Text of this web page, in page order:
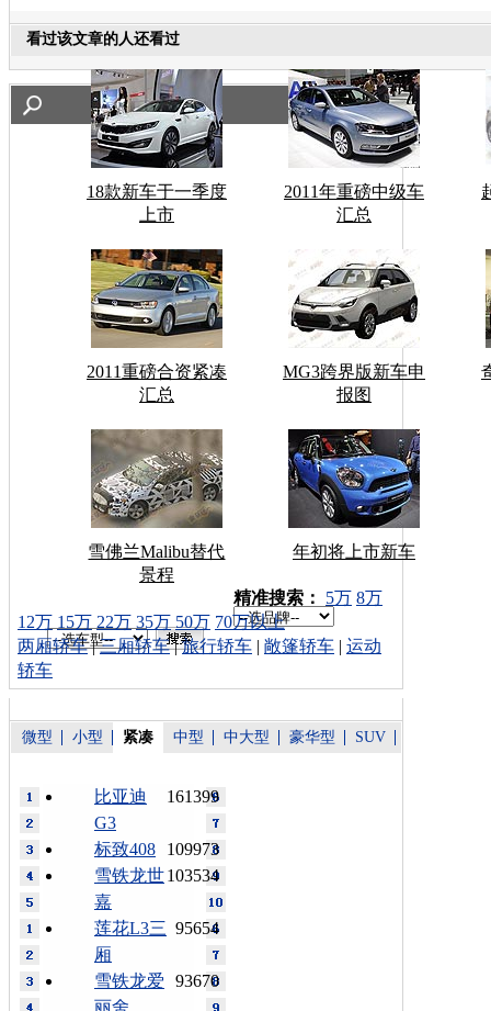
看过该文章的人还看过
18款新车于一季度
上市
2011年重磅中级车
汇总
2011重磅合资紧凑
汇总
MG3跨界版新车申
报图
雪佛兰Malibu替代
景程
年初将上市新车
车型搜索：
精准搜索： 5万 8万
12万 15万 22万 35万 50万 70万以上
两厢轿车|三厢轿车|旅行轿车 | 敞篷轿车 | 运动
轿车
微型 小型 紧凑 中型 中大型 豪华型 SUV
161399
比亚迪
G3
109973
标致408
103534
雪铁龙世
嘉
95654
莲花L3三
厢
93670
雪铁龙爱
丽舍